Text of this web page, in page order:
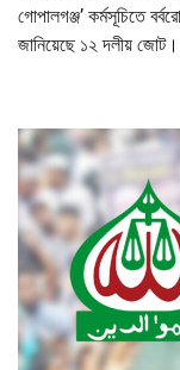
গোপালগঞ্জ’ কর্মসূচিতে
জানিয়েছে ১২ দলীয়